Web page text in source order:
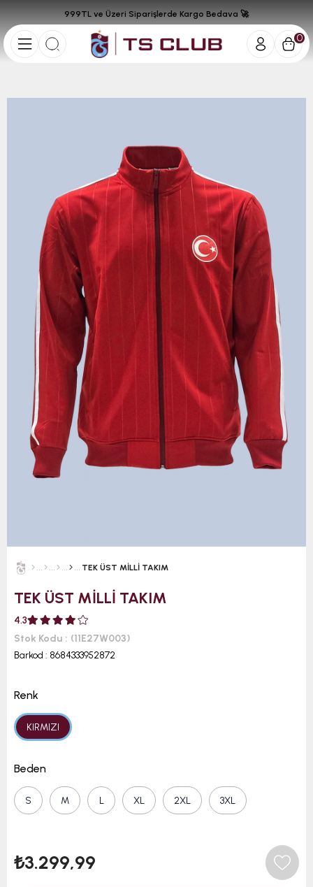
0
999TL ve Üzeri Siparişlerde Kargo Bedava 🚀
TEK ÜST MİLLİ TAKIM
TEK ÜST MİLLİ TAKIM
4.3
Stok Kodu
(11E27W003)
Barkod : 8684333952872
Renk
KIRMIZI
Beden
S M L XL 2XL 3XL
₺3.299,99